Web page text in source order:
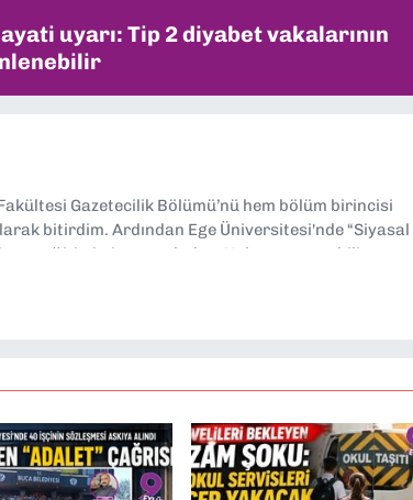
uyarı: Tip 2 diyabet vakalarının
Gazetecilik Bölümü’nü hem bölüm birincisi
bitirdim. Ardından Ege Üniversitesi'nde “Siyasal
eğitimimi tamamladım. Halen aynı anabilim
almaktayım. Hak odaklı haberciliğe dair